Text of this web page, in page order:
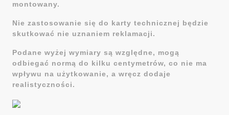
montowany.
Nie zastosowanie się do karty technicznej będzie
skutkować nie uznaniem reklamacji.
Podane wyżej wymiary są względne, mogą
odbiegać normą do kilku centymetrów, co nie ma
wpływu na użytkowanie, a wręcz dodaje
realistyczności.